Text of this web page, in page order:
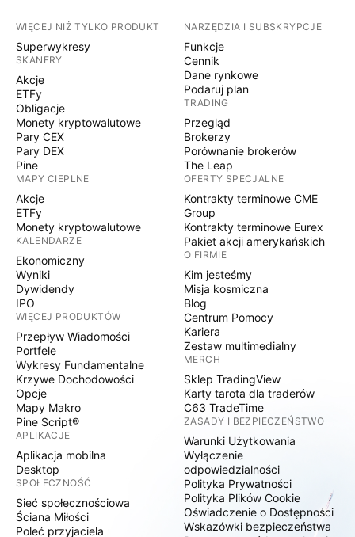
WIĘCEJ NIŻ TYLKO PRODUKT
Superwykresy
SKANERY
Akcje
ETFy
Obligacje
Monety kryptowalutowe
Pary CEX
Pary DEX
Pine
MAPY CIEPLNE
Akcje
ETFy
Monety kryptowalutowe
KALENDARZE
Ekonomiczny
Wyniki
Dywidendy
IPO
WIĘCEJ PRODUKTÓW
Przepływ Wiadomości
Portfele
Wykresy Fundamentalne
Krzywe Dochodowości
Opcje
Mapy Makro
Pine Script®
APLIKACJE
Aplikacja mobilna
Desktop
SPOŁECZNOŚĆ
Sieć społecznościowa
Ściana Miłości
Poleć przyjaciela
NARZĘDZIA I SUBSKRYPCJE
Funkcje
Cennik
Dane rynkowe
Podaruj plan
TRADING
Przegląd
Brokerzy
Porównanie brokerów
The Leap
OFERTY SPECJALNE
Kontrakty terminowe CME
Group
Kontrakty terminowe Eurex
Pakiet akcji amerykańskich
O FIRMIE
Kim jesteśmy
Misja kosmiczna
Blog
Centrum Pomocy
Kariera
Zestaw multimedialny
MERCH
Sklep TradingView
Karty tarota dla traderów
C63 TradeTime
ZASADY I BEZPIECZEŃSTWO
Warunki Użytkowania
Wyłączenie
odpowiedzialności
Polityka Prywatności
Polityka Plików Cookie
Oświadczenie o Dostępności
Wskazówki bezpieczeństwa